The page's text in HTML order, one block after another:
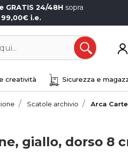
GRATIS 24/48H sopra
99,00€ i.e.
creatività Sicurezza e
Scatole archivio Arca
giallo, dorso 8